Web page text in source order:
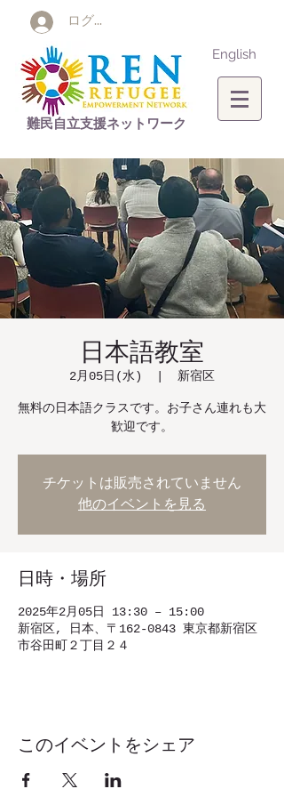
ログイン
English
難民自立支援ネットワーク
日本語教室
2月05日(水) 新宿区
無料の日本語クラスです。お子さん連れも大
歓迎です。
チケットは販売されていません
他のイベントを見る
日時・場所
2025年2月05日 13:30 – 15:00
新宿区, 日本、〒162-0843 東京都新宿区
市谷田町２丁目２４
このイベントをシェア